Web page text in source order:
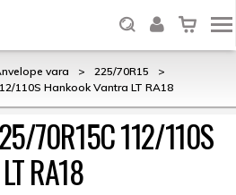
vara > 225/70R15
>
110S Hankook Vantra LT RA18
70R15C 112/110S
RA18